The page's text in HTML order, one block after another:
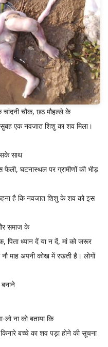
चौक, छठ मौहल्ले के
एक नवजात शिशु का शव मिला।
साथ
घटनास्थल पर ग्रामीणों की भीड़
है कि नवजात शिशु के शव को इस
समाज के
पिता ध्यान दें या न दें, मां को जरूर
माह अपनी कोख में रखती है। लोगों
लो ना को बताया कि
बच्चे का शव पड़ा होने की सूचना